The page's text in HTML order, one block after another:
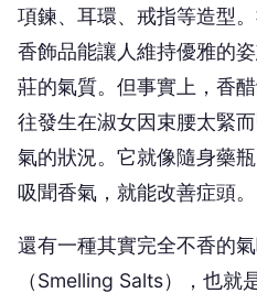
項鍊、耳環、戒指等造型
香飾品能讓人維持優雅的
莊的氣質。但事實上，香
往發生在淑女因束腰太緊
氣的狀況。它就像隨身藥
吸聞香氣，就能改善症頭。
還有一種其實完全不香的
（Smelling Salts），也就